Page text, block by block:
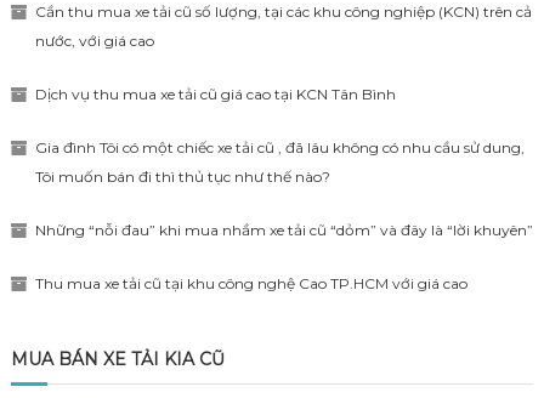
Cần thu mua xe tải cũ số lượng, tại các khu công nghiệp (KCN) trên cả
nước, với giá cao
Dịch vụ thu mua xe tải cũ giá cao tại KCN Tân Bình
Gia đình Tôi có một chiếc xe tải cũ , đã lâu không có nhu cầu sử dung,
Tôi muốn bán đi thì thủ tục như thế nào?
Những “nỗi đau” khi mua nhầm xe tải cũ “dỏm” và đây là “lời khuyên”
Thu mua xe tải cũ tại khu công nghệ Cao TP.HCM với giá cao
MUA BÁN XE TẢI KIA CŨ